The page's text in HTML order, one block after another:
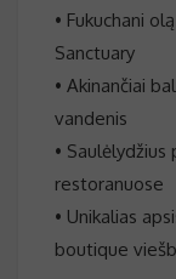
• Fukuchani
Sanctuary
• Akinančiai
vandenis
•
restoranuose
• Unikalias
boutique